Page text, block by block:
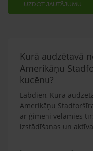
UZDOT JAUTĀJUMU
Kurā audzētavā
Amerikāņu
kucēnu?
Labdien, Kurā
Amerikāņu
ar ģimeni vēlamies
izstādīšanas un